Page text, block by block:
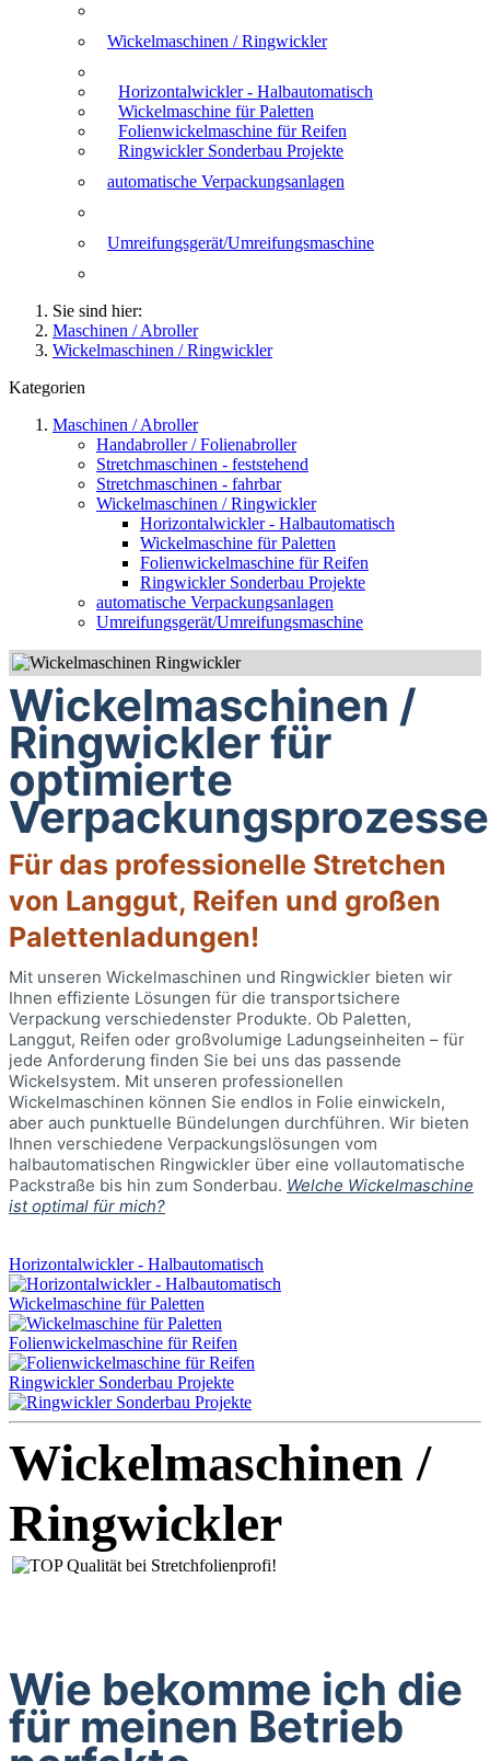
Wickelmaschinen / Ringwickler
Horizontalwickler - Halbautomatisch
Wickelmaschine für Paletten
Folienwickelmaschine für Reifen
Ringwickler Sonderbau Projekte
automatische Verpackungsanlagen
Umreifungsgerät/Umreifungsmaschine
Sie sind hier:
Maschinen / Abroller
Wickelmaschinen / Ringwickler
Kategorien
Maschinen / Abroller
Handabroller / Folienabroller
Stretchmaschinen - feststehend
Stretchmaschinen - fahrbar
Wickelmaschinen / Ringwickler
Horizontalwickler - Halbautomatisch
Wickelmaschine für Paletten
Folienwickelmaschine für Reifen
Ringwickler Sonderbau Projekte
automatische Verpackungsanlagen
Umreifungsgerät/Umreifungsmaschine
Wickelmaschinen /
Ringwickler für
optimierte
Für das professionelle Stretchen
von Langgut, Reifen und großen
Palettenladungen!
Mit unseren Wickelmaschinen und Ringwickler bieten wir
Ihnen effiziente Lösungen für die transportsichere
Verpackung verschiedenster Produkte. Ob Paletten,
Langgut, Reifen oder großvolumige Ladungseinheiten – für
jede Anforderung finden Sie bei uns das passende
Wickelsystem. Mit unseren professionellen
Wickelmaschinen können Sie endlos in Folie einwickeln,
aber auch punktuelle Bündelungen durchführen. Wir bieten
Ihnen verschiedene Verpackungslösungen vom
halbautomatischen Ringwickler über eine vollautomatische
Packstraße bis hin zum Sonderbau. Welche Wickelmaschine
ist optimal für mich?
Horizontalwickler - Halbautomatisch
Wickelmaschine für Paletten
Folienwickelmaschine für Reifen
Ringwickler Sonderbau Projekte
Wickelmaschinen /
Ringwickler
Wie bekomme ich die
für meinen Betrieb